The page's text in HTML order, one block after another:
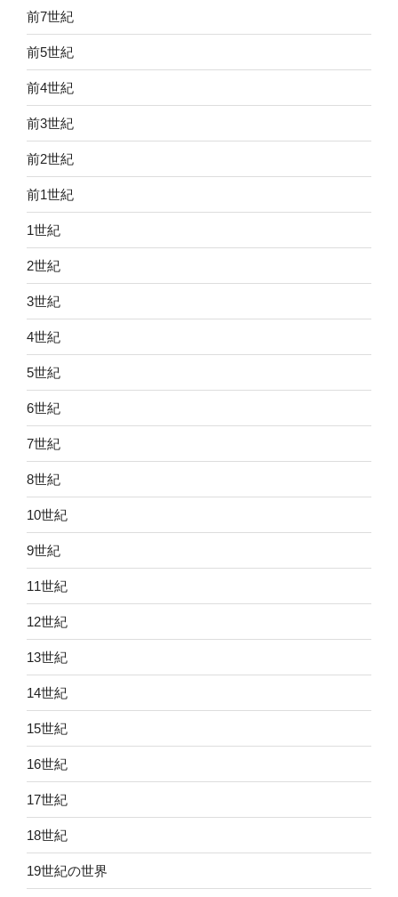
前7世紀
前5世紀
前4世紀
前3世紀
前2世紀
前1世紀
1世紀
2世紀
3世紀
4世紀
5世紀
6世紀
7世紀
8世紀
10世紀
9世紀
11世紀
12世紀
13世紀
14世紀
15世紀
16世紀
17世紀
18世紀
19世紀の世界